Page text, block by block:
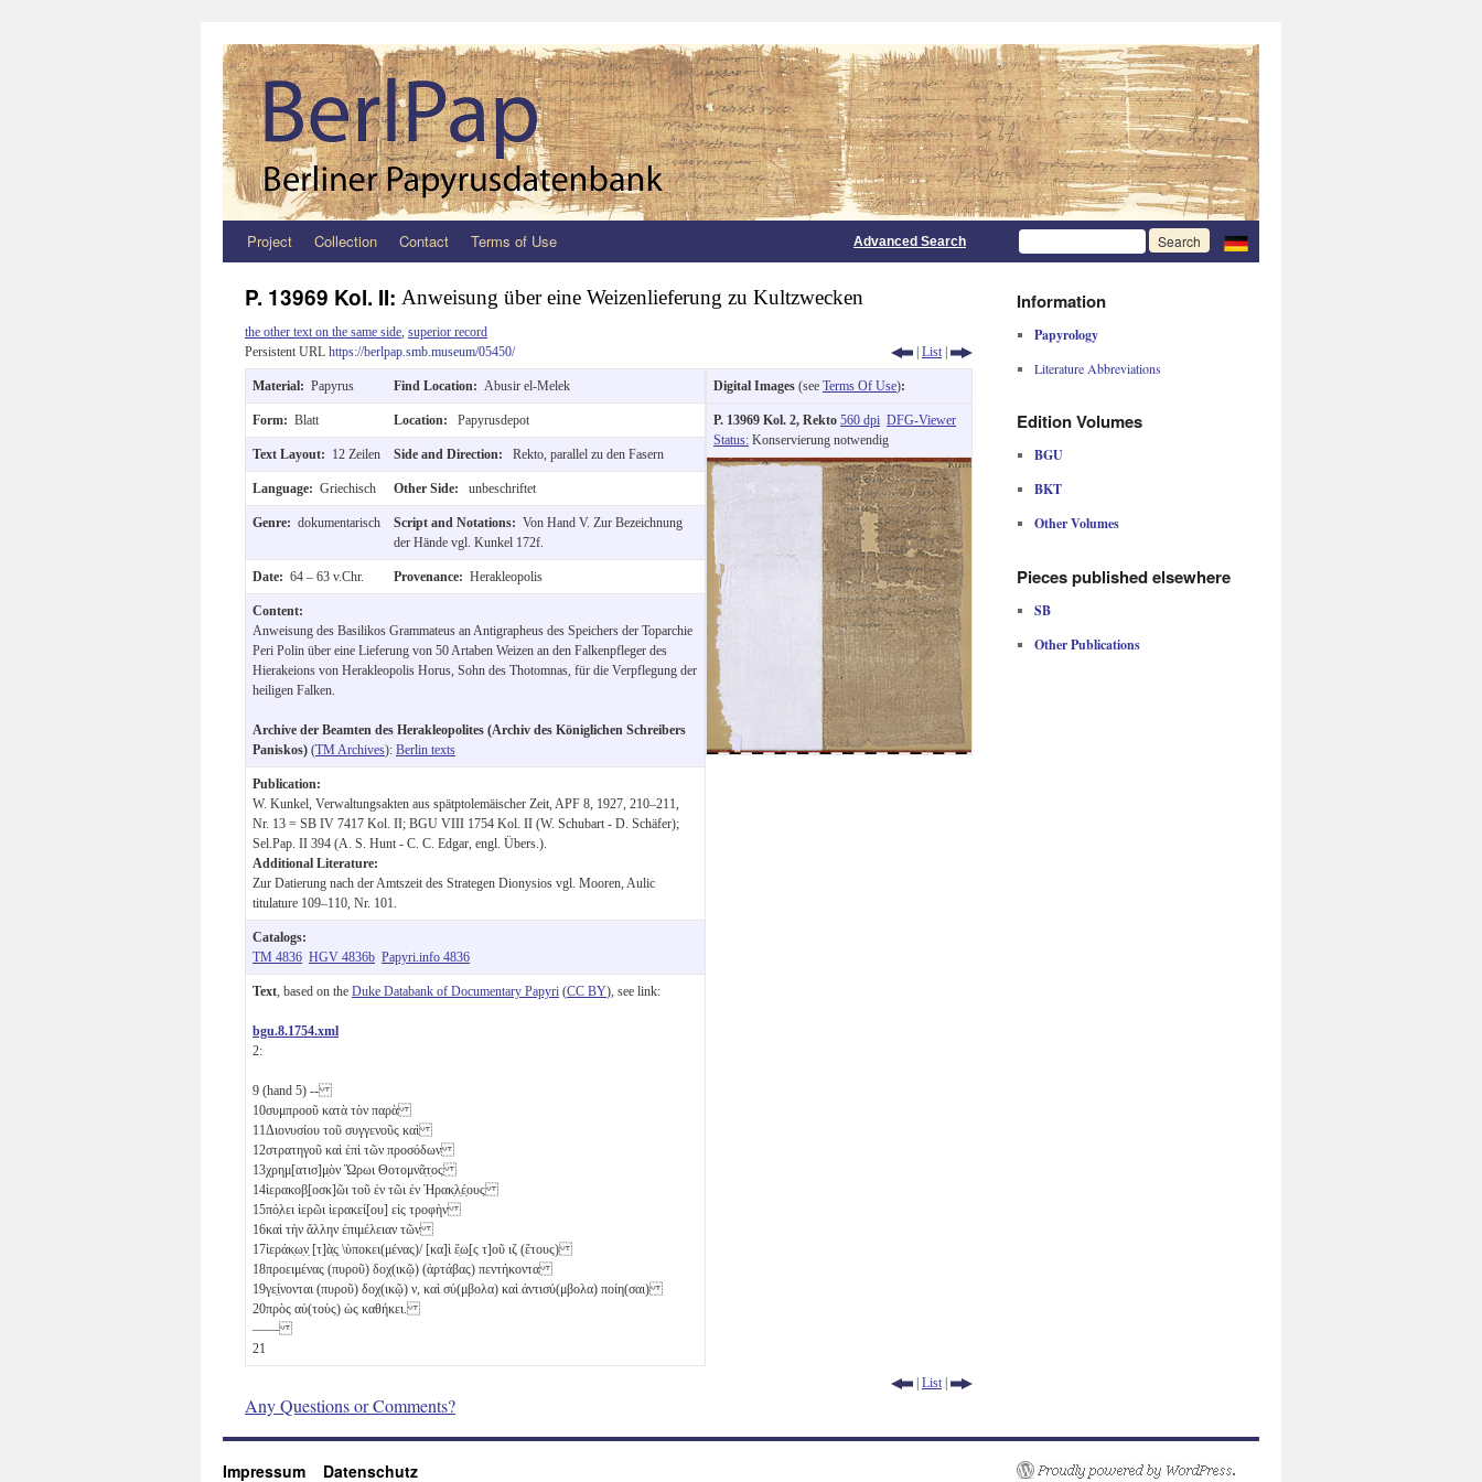
Zum
springen
Project Collection Contact Terms of Use Advanced Search
P. 13969 Kol. II: Anweisung über eine Weizenlieferung zu Kultzwecken
the other text on the same side superior record
Persistent URL https://berlpap.smb.museum/05450/ | List |
Material: Papyrus Find Location: Abusir el-Melek
Form: Blatt Location: Papyrusdepot
Text Layout: 12 Zeilen Side and Direction: Rekto, parallel zu den Fasern
Language: Griechisch Other Side: unbeschriftet
Genre: dokumentarisch Script and Notations: Von Hand V. Zur Bezeichnung
der Hände vgl. Kunkel 172f.
Date: 64 – 63 v.Chr. Provenance: Herakleopolis
Content:
Anweisung des Basilikos Grammateus an Antigrapheus des Speichers der Toparchie
Peri Polin über eine Lieferung von 50 Artaben Weizen an den Falkenpfleger des
Hierakeions von Herakleopolis Horus, Sohn des Thotomnas, für die Verpflegung der
heiligen Falken.
Archive der Beamten des Herakleopolites (Archiv des Königlichen Schreibers
Paniskos) (TM Archives): Berlin texts
Publication:
W. Kunkel, Verwaltungsakten aus spätptolemäischer Zeit, APF 8, 1927, 210–211,
Nr. 13 = SB IV 7417 Kol. II; BGU VIII 1754 Kol. II (W. Schubart - D. Schäfer);
Sel.Pap. II 394 (A. S. Hunt - C. C. Edgar, engl. Übers.).
Additional Literature:
Zur Datierung nach der Amtszeit des Strategen Dionysios vgl. Mooren, Aulic
titulature 109–110, Nr. 101.
Catalogs:
TM 4836 HGV 4836b Papyri.info 4836
Text , based on the Duke Databank of Documentary Papyri (CC BY), see link:
bgu.8.1754.xml
2:
9 (hand 5) --
10συμπροοῦ κατὰ τὸν παρὰ
11Διονυσίου τοῦ συγγενοῦς καὶ
12στρατηγοῦ καὶ ἐπὶ τῶν προσόδων
13χρημ[ατισ]μ̣ὸν Ὥρωι Θοτομνᾶ̣τ̣ος
14ἱερακοβ̣[οσκ]ῶι τοῦ ἐν τῶι ἐν Ἡρακ̣λ̣έ̣ους
15πό̣λει ἱερῶι ἱερακεί[ου] εἰς τροφὴν
16καὶ τὴν ἄλλην ἐπιμέλειαν τῶν
17ἱεράκ̣ω̣ν̣ [τ]ὰ̣ς̣ \ὑποκει(μένας)/ [κα]ὶ ἕ̣ω̣[ς τ]οῦ ιζ (ἔτους)
18προειμένας (πυροῦ) δοχ(ικῷ) (ἀρτάβας) πεντήκοντα
19γε̣ί̣νονται (πυροῦ) δοχ(ικῷ) ν , καὶ σύ(μβολα) καὶ ἀντισύ(μβολα) ποίη(σαι)
20πρὸς αὐ(τοὺς) ὡς καθήκει.
——
21
Digital Images (see Terms Of Use):
P. 13969 Kol. 2, Rekto 560 dpi DFG-Viewer
Status: Konservierung notwendig
| List |
Any Questions or Comments?
Information
Papyrology
Literature Abbreviations
Edition Volumes
BGU
BKT
Other Volumes
Pieces published elsewhere
SB
Other Publications
Impressum Datenschutz